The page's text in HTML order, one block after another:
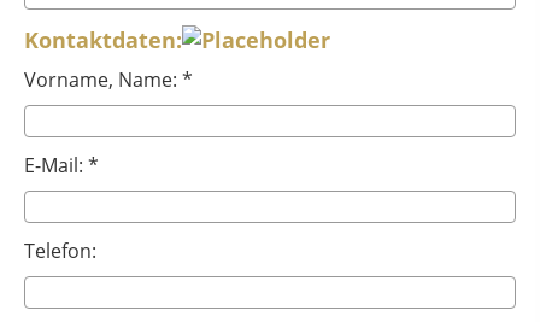
Kontaktdaten:
Vorname, Name: *
E-Mail: *
Telefon: